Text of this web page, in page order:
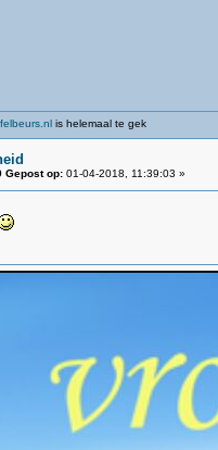
is helemaal te gek
Gepost op: 01-04-2018, 11:39:03 »